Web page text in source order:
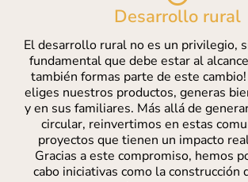
Desarrollo rural
El desarrollo rural no es un privilegio,
fundamental que debe estar al
también formas parte de este cambio!
eliges nuestros productos, generas
y en sus familiares. Más allá de
circular, reinvertimos en estas
proyectos que tienen un impacto
Gracias a este compromiso, hemos
cabo iniciativas como la construcción